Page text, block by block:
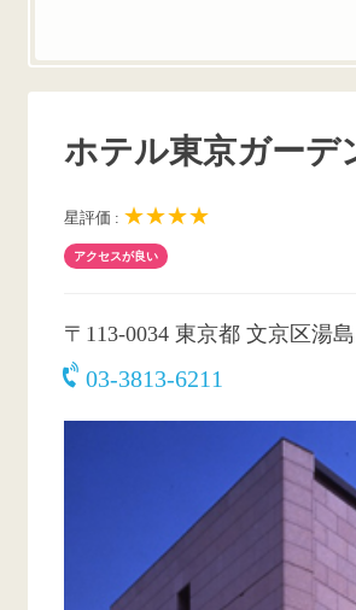
ホテル東京ガーデ
星評価 : ★★★★
アクセスが良い
〒113-0034 東京都 文京区湯
03-3813-6211